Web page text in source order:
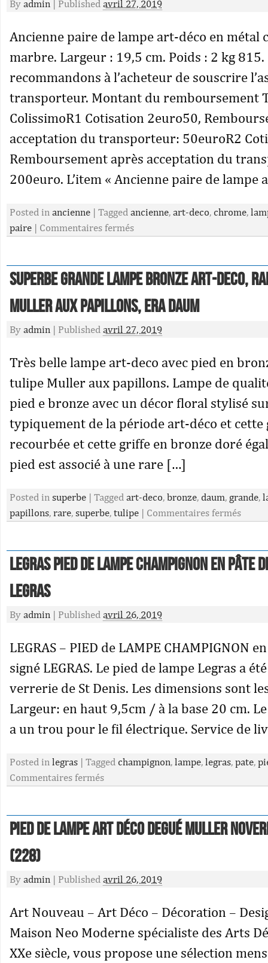
By admin Published avril 27, 2019
Ancienne paire de lampe art-déco en métal
marbre. Largeur : 19,5 cm. Poids : 2 kg 815.
recommandons à l’acheteur de souscrire
transporteur. Montant du remboursement
ColissimoR1 Cotisation 2euro50,
acceptation du transporteur: 50euroR2
Remboursement après acceptation du
200euro. L’item « Ancienne paire de
Posted in ancienne | Tagged ancienne, art-deco, chrome,
paire | Commentaires fermés
Superbe grande lampe bronze art-deco,
Muller aux papillons, era daum
By admin | Published avril 27, 2019
Très belle lampe art-deco avec pied en
tulipe Muller aux papillons. Lampe de
pied e bronze avec un décor floral stylisé
typiquement de la période art-déco et cette
recourbée et cette griffe en bronze doré
pied est associé à une rare […]
Posted in superbe | Tagged art-deco, bronze, daum, grande,
papillons, rare, superbe, tulipe | Commentaires fermés
LEGRAS PIED de LAMPE CHAMPIGNON en
LEGRAS
By admin | Published avril 26, 2019
LEGRAS – PIED de LAMPE CHAMPIGNON
signé LEGRAS. Le pied de lampe Legras a
verrerie de St Denis. Les dimensions sont
Largeur: en haut 9,5cm / à la base 20 cm.
a un trou pour le fil électrique. Service de
Posted in legras | Tagged champignon, lampe, legras, pate,
Commentaires fermés
Pied De Lampe Art Déco Degué Muller
(228)
By admin | Published avril 26, 2019
Art Nouveau – Art Déco – Décoration –
Maison Neo Moderne spécialiste des Arts
XXe siècle, vous propose une sélection